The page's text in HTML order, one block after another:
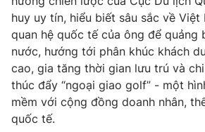
® Cấm sao chép dưới mọi hình thức nếu
thuận bằng văn bản. Ghi rõ nguồn
thông tin từ website này.
huy uy tín, hiểu biết sâu sắc về Việt
quan hệ quốc tế của ông để quảng
nước, hướng tới phân khúc khách
cao, gia tăng thời gian lưu trú và
thúc đẩy “ngoại giao golf” - một
mềm với cộng đồng doanh nhân,
quốc tế.